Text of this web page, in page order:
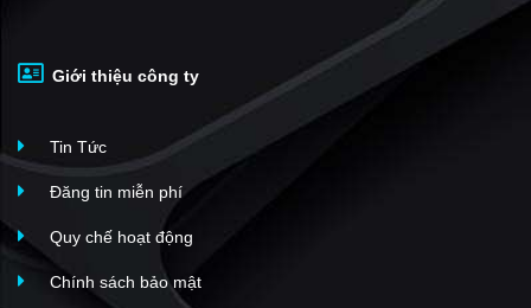
Giới thiệu công ty
Tin Tức
Đăng tin miễn phí
Quy chế hoạt động
Chính sách bảo mật